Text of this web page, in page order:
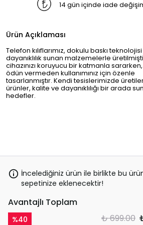
14 gün içinde iade
Ürün Açıklaması
Telefon kılıflarımız, dokulu baskı
dayanıklılık sunan malzemelerle
cihazınızı koruyucu bir katmanla sararken,
ödün vermeden kullanımınız için özenle
tasarlanmıştır. Kendi tesislerimizde
ürünler, kalite ve dayanıklılığı bir arada
hedefler.
İncelediğiniz ürün ile birlikte bu
sepetinize eklenecektir!
Avantajlı Toplam
%40 ₺ 699.00